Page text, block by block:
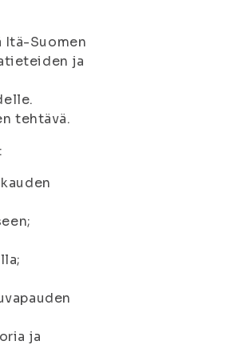
Suomen
ja
tehtävä.
ja